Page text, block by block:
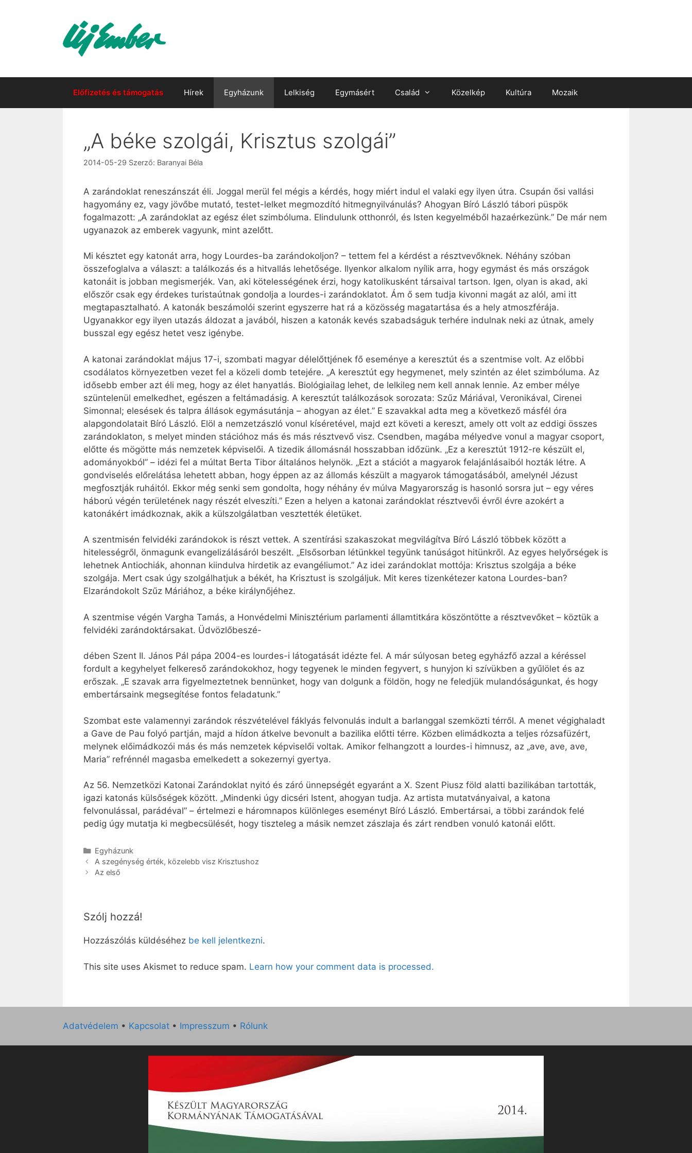
Előfizetés és támogatás Hírek Egyházunk Lelkiség Egymásért Család Közelkép Kultúra Mozaik
„A béke szolgái, Krisztus szolgái”
2014-05-29 Szerző: Baranyai Béla
A zarándoklat reneszánszát éli. Joggal merül fel mégis a kérdés, hogy miért indul el valaki egy ilyen útra. Csupán ősi vallási
hagyomány ez, vagy jövőbe mutató, testet-lelket megmozdító hitmegnyilvánulás? Ahogyan Bíró László tábori püspök
fogalmazott: „A zarándoklat az egész élet szimbóluma. Elindulunk otthonról, és Isten kegyelméből hazaérkezünk.” De már nem
ugyanazok az emberek vagyunk, mint azelőtt.
Mi késztet egy katonát arra, hogy Lourdes-ba zarándokoljon? – tettem fel a kérdést a résztvevőknek. Néhány szóban
összefoglalva a választ: a találkozás és a hitvallás lehetősége. Ilyenkor alkalom nyílik arra, hogy egymást és más országok
katonáit is jobban megismerjék. Van, aki kötelességének érzi, hogy katolikusként társaival tartson. Igen, olyan is akad, aki
először csak egy érdekes turistaútnak gondolja a lourdes-i zarándoklatot. Ám ő sem tudja kivonni magát az alól, ami itt
megtapasztalható. A katonák beszámolói szerint egyszerre hat rá a közösség magatartása és a hely atmoszférája.
Ugyanakkor egy ilyen utazás áldozat a javából, hiszen a katonák kevés szabadságuk terhére indulnak neki az útnak, amely
busszal egy egész hetet vesz igénybe.
A katonai zarándoklat május 17-i, szombati magyar délelőttjének fő eseménye a keresztút és a szentmise volt. Az előbbi
csodálatos környezetben vezet fel a közeli domb tetejére. „A keresztút egy hegymenet, mely szintén az élet szimbóluma. Az
idősebb ember azt éli meg, hogy az élet hanyatlás. Biológiailag lehet, de lelkileg nem kell annak lennie. Az ember mélye
szüntelenül emelkedhet, egészen a feltámadásig. A keresztút találkozások sorozata: Szűz Máriával, Veronikával, Cirenei
Simonnal; elesések és talpra állások egymásutánja – ahogyan az élet.” E szavakkal adta meg a következő másfél óra
alapgondolatait Bíró László. Elöl a nemzetzászló vonul kíséretével, majd ezt követi a kereszt, amely ott volt az eddigi összes
zarándoklaton, s melyet minden stációhoz más és más résztvevő visz. Csendben, magába mélyedve vonul a magyar csoport,
előtte és mögötte más nemzetek képviselői. A tizedik állomásnál hosszabban időzünk. „Ez a keresztút 1912-re készült el,
adományokból” – idézi fel a múltat Berta Tibor általános helynök. „Ezt a stációt a magyarok felajánlásaiból hozták létre. A
gondviselés előrelátása lehetett abban, hogy éppen az az állomás készült a magyarok támogatásából, amelynél Jézust
megfosztják ruháitól. Ekkor még senki sem gondolta, hogy néhány év múlva Magyarország is hasonló sorsra jut – egy véres
háború végén területének nagy részét elveszíti.” Ezen a helyen a katonai zarándoklat résztvevői évről évre azokért a
katonákért imádkoznak, akik a külszolgálatban vesztették életüket.
A szentmisén felvidéki zarándokok is részt vettek. A szentírási szakaszokat megvilágítva Bíró László többek között a
hitelességről, önmagunk evangelizálásáról beszélt. „Elsősorban létünkkel tegyünk tanúságot hitünkről. Az egyes helyőrségek is
lehetnek Antiochiák, ahonnan kiindulva hirdetik az evangéliumot.” Az idei zarándoklat mottója: Krisztus szolgája a béke
szolgája. Mert csak úgy szolgálhatjuk a békét, ha Krisztust is szolgáljuk. Mit keres tizenkétezer katona Lourdes-ban?
Elzarándokolt Szűz Máriához, a béke királynőjéhez.
A szentmise végén Vargha Tamás, a Honvédelmi Minisztérium parlamenti államtitkára köszöntötte a résztvevőket – köztük a
felvidéki zarándoktársakat. Üdvözlőbeszé-
dében Szent II. János Pál pápa 2004-es lourdes-i látogatását idézte fel. A már súlyosan beteg egyházfő azzal a kéréssel
fordult a kegyhelyet felkereső zarándokokhoz, hogy tegyenek le minden fegyvert, s hunyjon ki szívükben a gyűlölet és az
erőszak. „E szavak arra figyelmeztetnek bennünket, hogy van dolgunk a földön, hogy ne feledjük mulandóságunkat, és hogy
embertársaink megsegítése fontos feladatunk.”
Szombat este valamennyi zarándok részvételével fáklyás felvonulás indult a barlanggal szemközti térről. A menet végighaladt
a Gave de Pau folyó partján, majd a hídon átkelve bevonult a bazilika előtti térre. Közben elimádkozta a teljes rózsafüzért,
melynek előimádkozói más és más nemzetek képviselői voltak. Amikor felhangzott a lourdes-i himnusz, az „ave, ave, ave,
Maria” refrénnél magasba emelkedett a sokezernyi gyertya.
Az 56. Nemzetközi Katonai Zarándoklat nyitó és záró ünnepségét egyaránt a X. Szent Piusz föld alatti bazilikában tartották,
igazi katonás külsőségek között. „Mindenki úgy dicséri Istent, ahogyan tudja. Az artista mutatványaival, a katona
felvonulással, parádéval” – értelmezi e háromnapos különleges eseményt Bíró László. Embertársai, a többi zarándok felé
pedig úgy mutatja ki megbecsülését, hogy tiszteleg a másik nemzet zászlaja és zárt rendben vonuló katonái előtt.
Kategória
Egyházunk
A szegénység érték, közelebb visz Krisztushoz
Az első
Szólj hozzá!
Hozzászólás küldéséhez be kell jelentkezni.
This site uses Akismet to reduce spam. Learn how your comment data is processed.
Adatvédelem • Kapcsolat • Impresszum • Rólunk